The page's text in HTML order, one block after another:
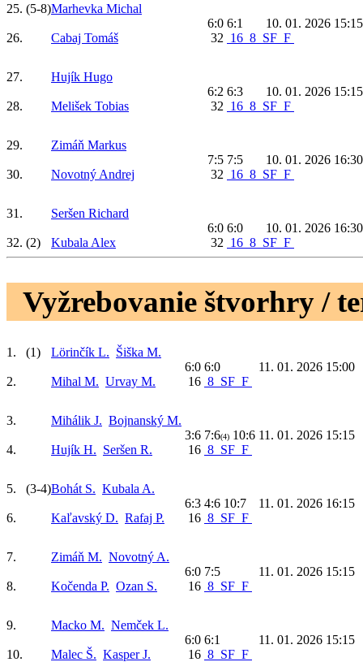
25. (5-8)Marhevka Michal
6:0 6:1
10. 01. 2026 15:15
26.
Cabaj Tomáš 32 16 8 SF F
27.
Hujík Hugo
6:2 6:3
10. 01. 2026 15:15
28.
Melišek Tobias 32 16 8 SF F
29.
Zimáň Markus
7:5 7:5
10. 01. 2026 16:30
30.
Novotný Andrej 32 16 8 SF F
31.
Seršen Richard
6:0 6:0
10. 01. 2026 16:30
32. (2) Kubala Alex 32 16 8 SF F
Vyžrebovanie štvorhry /
1. (1) Lörinčík L. Šiška M.
6:0 6:0
11. 01. 2026 15:00
2.
Mihal M. Urvay M. 16 8 SF F
3. Mihálik J. Bojnanský M.
3:6 7:6(4) 10:6 11. 01. 2026 15:15
4.
Hujík H. Seršen R. 16 8 SF F
5. (3-4)Bohát S. Kubala A.
6:3 4:6 10:7
11. 01. 2026 16:15
6.
Kaľavský D. Rafaj P. 16 8 SF F
7. Zimáň M. Novotný A.
6:0 7:5
11. 01. 2026 15:15
8.
Kočenda P. Ozan S. 16 8 SF F
9. Macko M. Nemček L.
6:0 6:1
11. 01. 2026 15:15
10.
Malec Š. Kasper J. 16 8 SF F